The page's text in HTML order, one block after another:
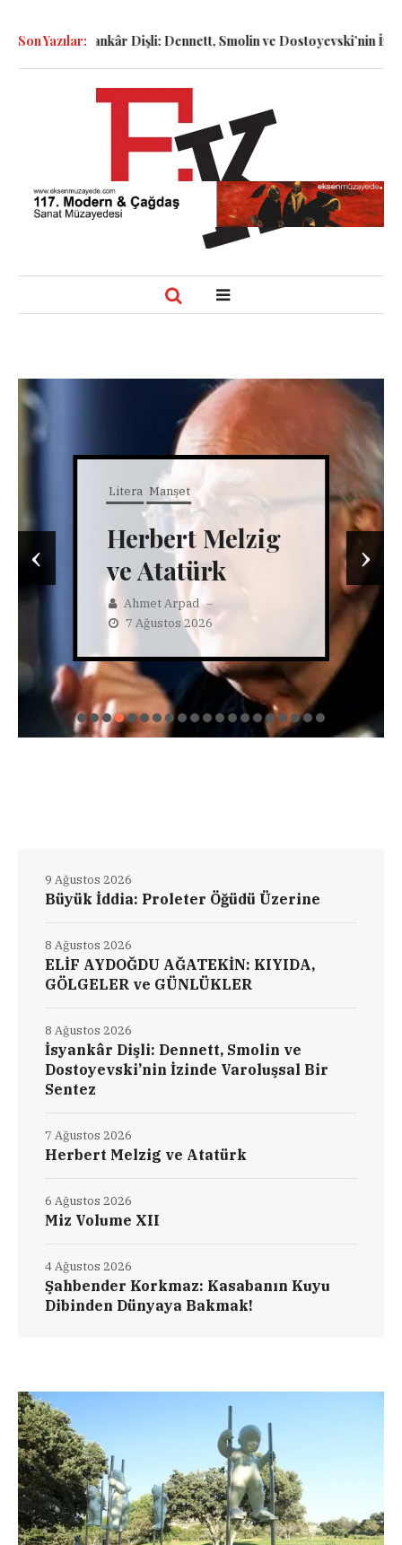
Son Yazılar:
Dennett, Smolin ve Dostoyevski’nin İzinde Varoluşsal Bir
Litera Manşet
Herbert Melzig
ve Atatürk
Ahmet Arpad –
7 Ağustos 2026
‹ ›
Büyük İddia: Proleter Öğüdü Üzerine
9 Ağustos 2026
ELİF AYDOĞDU AĞATEKİN: KIYIDA,
GÖLGELER ve GÜNLÜKLER
8 Ağustos 2026
İsyankâr Dişli: Dennett, Smolin ve
Dostoyevski’nin İzinde Varoluşsal Bir
Sentez
8 Ağustos 2026
Herbert Melzig ve Atatürk
7 Ağustos 2026
Miz Volume XII
6 Ağustos 2026
Şahbender Korkmaz: Kasabanın Kuyu
Dibinden Dünyaya Bakmak!
4 Ağustos 2026